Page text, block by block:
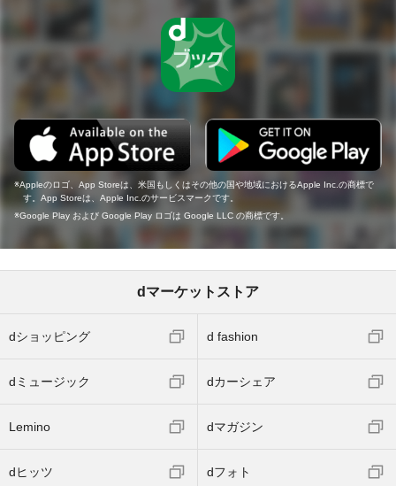
Appleのロゴ、App Storeは、米国もしくはその他の国や地域におけるApple Inc.の商標で
す。App Storeは、Apple Inc.のサービスマークです。
Google Play および Google Play ロゴは Google LLC の商標です。
dマーケットストア
dショッピング d fashion
dミュージック dカーシェア
Lemino dマガジン
dヒッツ dフォト